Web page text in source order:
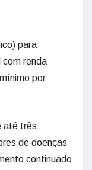
para
com renda
por
até três
de doenças
continuado